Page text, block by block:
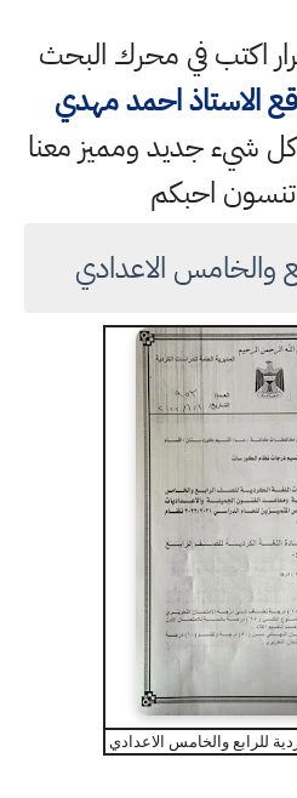
اكتب في محرك البحث
الاستاذ احمد مهدي
شيء جديد ومميز معنا
احبكم
والخامس الاعدادي
للرابع والخامس الاعدادي